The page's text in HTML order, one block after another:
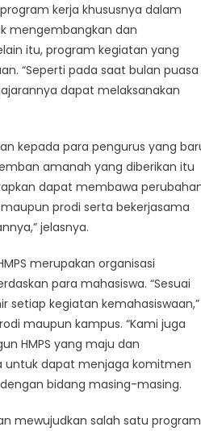
kerja khususnya dalam
mengembangkan dan
itu, program kegiatan yang
“Seperti pada saat bulan puasa
dapat melaksanakan
kepada para pengurus yang
amanah yang diberikan itu
dapat membawa
prodi serta bekerjasama
jelasnya.
merupakan organisasi
para mahasiswa. “Sesuai
setiap kegiatan kemahasiswaan,”
maupun kampus. “Kami juga
HMPS yang maju dan
untuk dapat menjaga komitmen
bidang masing-masing.
mewujudkan salah satu program